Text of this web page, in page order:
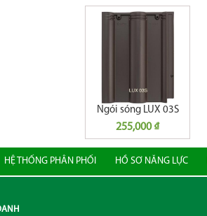
Ngói sóng LUX 03S
255,000 ₫
HỆ THỐNG PHÂN PHỐI HỒ SƠ NĂNG LỰC